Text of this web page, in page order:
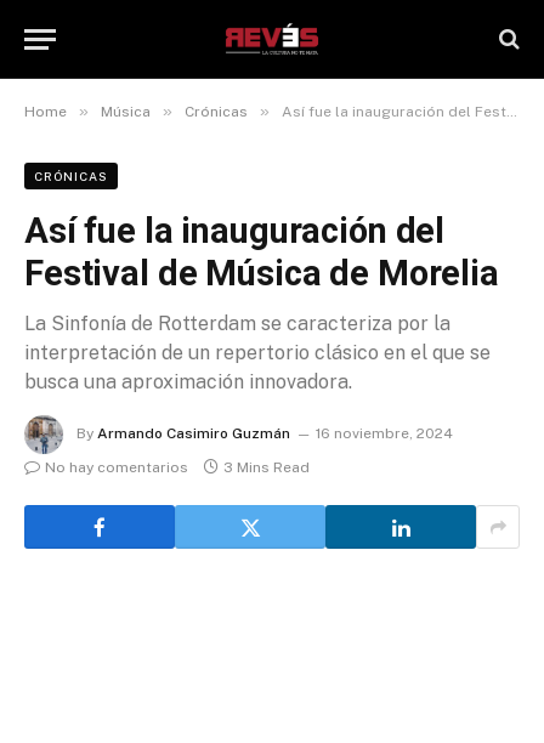
Home » Música » Crónicas » Así fue la inauguración del Festival de Música de Morelia
CRÓNICAS
Así fue la inauguración del
Festival de Música de Morelia
La Sinfonía de Rotterdam se caracteriza por la
interpretación de un repertorio clásico en el que se
busca una aproximación innovadora.
By Armando Casimiro Guzmán
16 noviembre, 2024
No hay comentarios
3 Mins Read